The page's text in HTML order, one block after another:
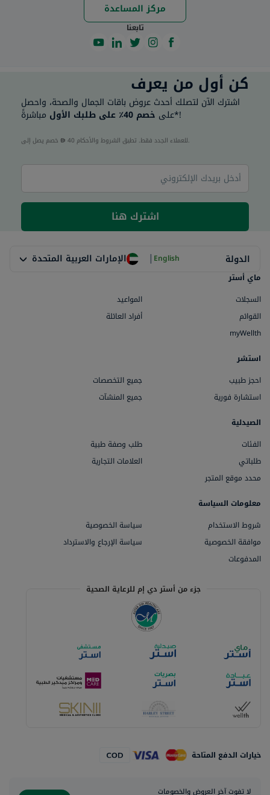
مركز المساعدة
تابعنا
كن أول من يعرف
اشترك الآن لتصلك أحدث عروض باقات الجمال والصحة، واحصل
على خصم 40٪ على طلبك الأول مباشرةً*!
40 للعملاء الجدد فقط. تطبق الشروط والأحكام.
اشترك هنا
الدولة الإمارات العربية المتحدة | English
ماي أستر
السجلات
المواعيد
القوائم
أفراد العائلة
myWellth
استشر
احجز طبيب
جميع التخصصات
استشارة فورية
جميع المنشآت
الصيدلية
الفئات
طلب وصفة طبية
طلباتي
العلامات التجارية
محدد موقع المتجر
معلومات السياسة
شروط الاستخدام
سياسة الخصوصية
موافقة الخصوصية
سياسة الإرجاع والاسترداد
المدفوعات
جزء من أستر دي إم للرعاية الصحية
خيارات الدفع المتاحة
لا تفوت آخر العروض والخصومات